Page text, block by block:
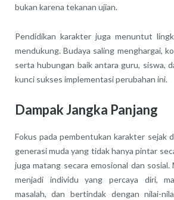
bukan karena tekanan ujian.
Pendidikan karakter juga menuntut
mendukung. Budaya saling menghargai,
serta hubungan baik antara guru, siswa,
kunci sukses implementasi perubahan ini.
Dampak Jangka Panjang
Fokus pada pembentukan karakter sejak
generasi muda yang tidak hanya pintar
juga matang secara emosional dan
menjadi individu yang percaya diri,
masalah, dan bertindak dengan nilai-